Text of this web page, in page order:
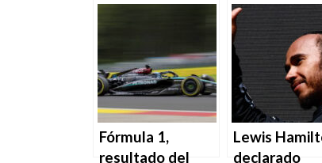
Fórmula 1,
resultado del
Lewis
declarado